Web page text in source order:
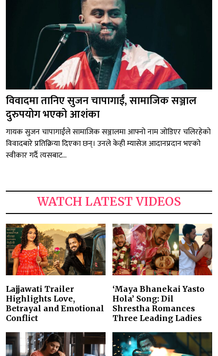
विवादमा तानिए सुजन चापागाईं, सामाजिक सञ्जाल
दुरुपयोग भएको आशंका
गायक सुजन चापागाईंले सामाजिक सञ्जालमा आफ्नो नाम जोडिएर चलिरहेको
विवादबारे प्रतिक्रिया दिएका छन्। उनले केही म्यासेज आदानप्रदान भएको
स्वीकार गर्दै त्यसबाट...
WATCH LATEST VIDEOS
Lajjawati Trailer
Highlights Love,
Betrayal and Emotional
Conflict
‘Maya Bhanekai Yasto
Hola’ Song: Dil
Shrestha Romances
Three Leading Ladies